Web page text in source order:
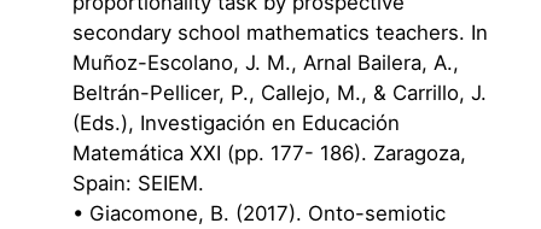
secondary school mathematics teachers. In
Muñoz-Escolano, J. M., Arnal Bailera, A.,
Beltrán-Pellicer, P., Callejo, M., & Carrillo, J.
(Eds.), Investigación en Educación
Matemática XXI (pp. 177- 186). Zaragoza,
Spain: SEIEM.
• Giacomone, B. (2017). Onto-semiotic